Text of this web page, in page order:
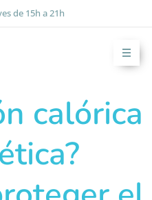
de 15h a 21h
calórica